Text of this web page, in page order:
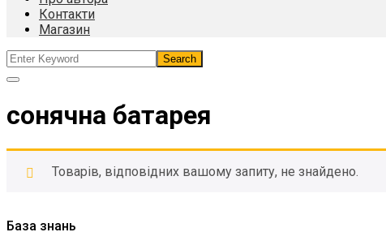
Контакти
Магазин
сонячна батарея
Товарів, відповідних вашому запиту, не знайдено.
База знань